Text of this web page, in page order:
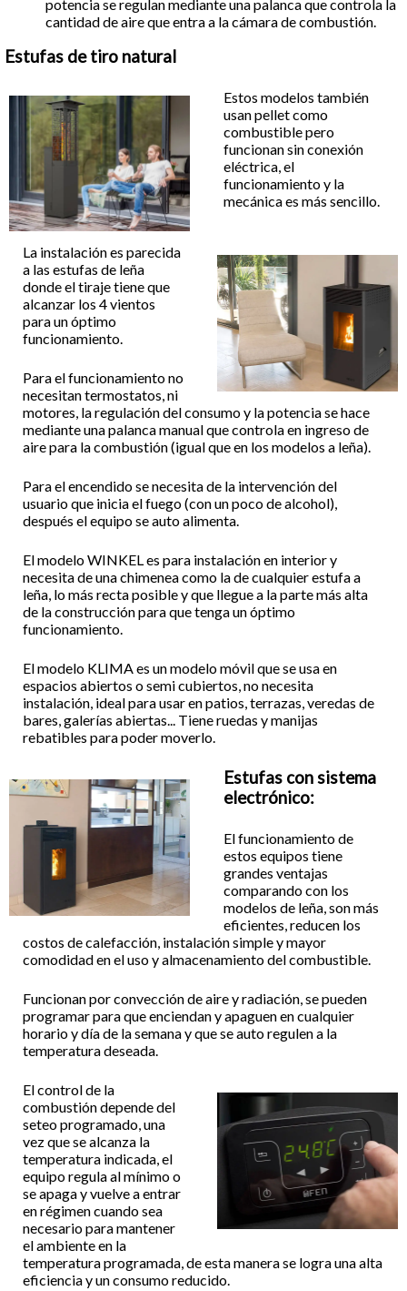
potencia se regulan mediante una palanca que controla la
cantidad de aire que entra a la cámara de combustión.
Estufas de tiro natural
Estos modelos también
usan pellet como
combustible pero
funcionan sin conexión
eléctrica, el
funcionamiento y la
mecánica es más sencillo.
La instalación es parecida
a las estufas de leña
donde el tiraje tiene que
alcanzar los 4 vientos
para un óptimo
funcionamiento.
Para el funcionamiento no
necesitan termostatos, ni
motores, la regulación del consumo y la potencia se hace
mediante una palanca manual que controla en ingreso de
aire para la combustión (igual que en los modelos a leña).
Para el encendido se necesita de la intervención del
usuario que inicia el fuego (con un poco de alcohol),
después el equipo se auto alimenta.
El modelo WINKEL es para instalación en interior y
necesita de una chimenea como la de cualquier estufa a
leña, lo más recta posible y que llegue a la parte más alta
de la construcción para que tenga un óptimo
funcionamiento.
El modelo KLIMA es un modelo móvil que se usa en
espacios abiertos o semi cubiertos, no necesita
instalación, ideal para usar en patios, terrazas, veredas de
bares, galerías abiertas... Tiene ruedas y manijas
rebatibles para poder moverlo.
Estufas con sistema
electrónico:
El funcionamiento de
estos equipos tiene
grandes ventajas
comparando con los
modelos de leña, son más
eficientes, reducen los
costos de calefacción, instalación simple y mayor
comodidad en el uso y almacenamiento del combustible.
Funcionan por convección de aire y radiación, se pueden
programar para que enciendan y apaguen en cualquier
horario y día de la semana y que se auto regulen a la
temperatura deseada.
El control de la
combustión depende del
seteo programado, una
vez que se alcanza la
temperatura indicada, el
equipo regula al mínimo o
se apaga y vuelve a entrar
en régimen cuando sea
necesario para mantener
el ambiente en la
temperatura programada, de esta manera se logra una alta
eficiencia y un consumo reducido.